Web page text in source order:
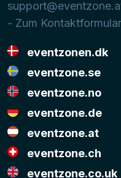
- Zum Kontaktformular
eventzonen.dk
eventzone.se
eventzone.no
eventzone.de
eventzone.at
eventzone.ch
eventzone.co.uk